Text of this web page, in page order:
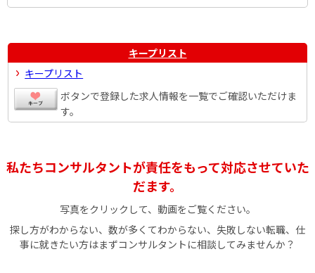
キープリスト
キープリスト
ボタンで登録した求人情報を一覧でご確認いただけま
す。
私たちコンサルタントが責任をもって対応させていた
だます。
写真をクリックして、動画をご覧ください。
探し方がわからない、数が多くてわからない、失敗しない転職、仕
事に就きたい方はまずコンサルタントに相談してみませんか？